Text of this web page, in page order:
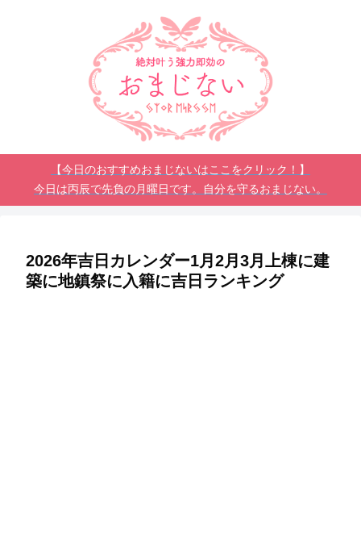
【今日のおすすめおまじないはここをクリック！】
今日は丙辰で先負の月曜日です。自分を守るおまじない。
2026年吉日カレンダー1月2月3月上棟に建
築に地鎮祭に入籍に吉日ランキング